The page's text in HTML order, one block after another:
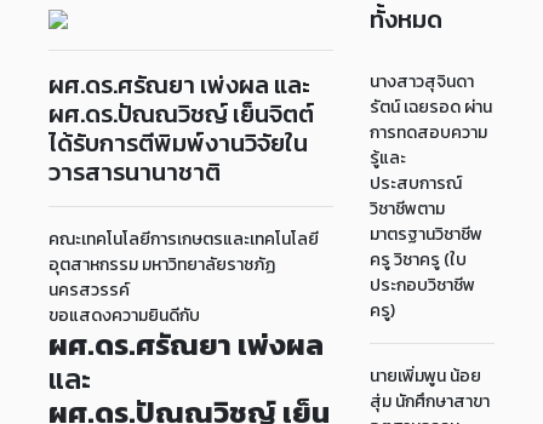
ผศ.ดร.ศรัณยา เพ่งผล และ
ผศ.ดร.ปัณณวิชญ์ เย็นจิตต์
ได้รับการตีพิมพ์งานวิจัยใน
วารสารนานาชาติ
คณะเทคโนโลยีการเกษตรและเทคโนโลยี
อุตสาหกรรม มหาวิทยาลัยราชภัฏ
นครสวรรค์
ขอแสดงความยินดีกับ
ผศ.ดร.ศรัณยา เพ่งผล
และ
ผศ.ดร.ปัณณวิชญ์ เย็น
ทั้งหมด
นางสาวสุจินดา
รัตน์ เฉยรอด ผ่าน
การทดสอบความ
รู้และ
ประสบการณ์
วิชาชีพตาม
มาตรฐานวิชาชีพ
ครู วิชาครู (ใบ
ประกอบวิชาชีพ
ครู)
นายเพิ่มพูน น้อย
สุ่ม นักศึกษาสาขา